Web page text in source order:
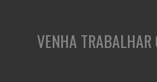
VENHA TRABALHAR